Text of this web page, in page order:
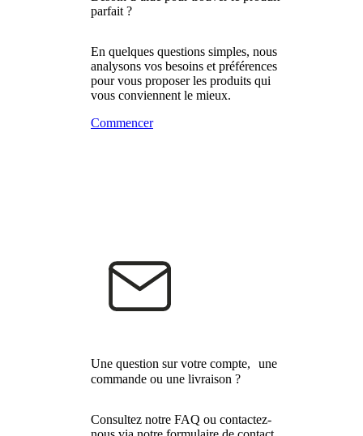
parfait ?
En quelques questions simples, nous
analysons vos besoins et préférences
pour vous proposer les produits qui
vous conviennent le mieux.
Commencer
Une question sur votre compte, une
commande ou une livraison ?
Consultez notre FAQ ou contactez-